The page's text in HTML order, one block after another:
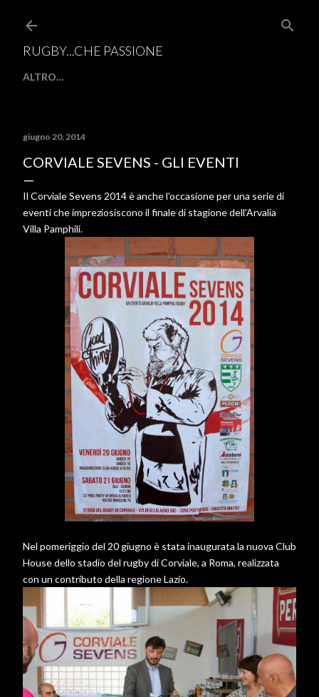
Passa ai contenuti principali
RUGBY...CHE PASSIONE
ALTRO…
giugno 20, 2014
CORVIALE SEVENS - GLI EVENTI
Il Corviale Sevens 2014 è anche l'occasione per una serie di
eventi che impreziosiscono il finale di stagione dell'Arvalia
Villa Pamphili.
Nel pomeriggio del 20 giugno è stata inaugurata la nuova Club
House dello stadio del rugby di Corviale, a Roma, realizzata
con un contributo della regione Lazio.